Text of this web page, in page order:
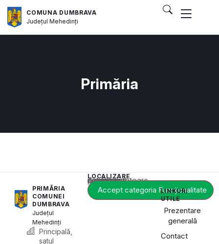
COMUNA DUMBRAVA
JudețulMehedinți
Primăria
PRIMĂRIA
COMUNEI
DUMBRAVA
Județul
Mehedinți
Principală,
satul
LOCALIZARE
Acest conținut este blocat până când acceptați categoria corespunzătoare de cookie-uri.
Accept categoria Funcționalitate
LINKURI
UTILE
Prezentare
generală
Contact